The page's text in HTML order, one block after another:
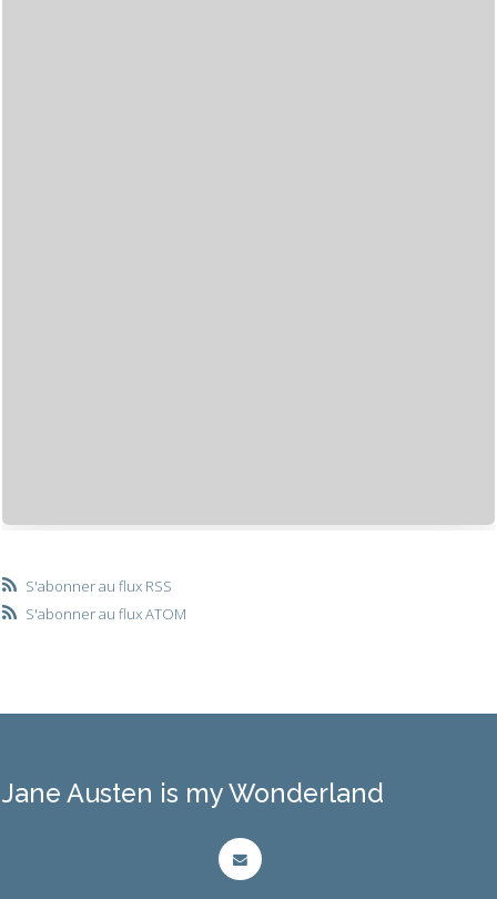
S'abonner au flux RSS
S'abonner au flux ATOM
Jane Austen is my Wonderland